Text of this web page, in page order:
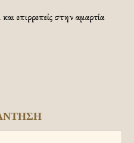
και επιρρεπείς στην αμαρτία